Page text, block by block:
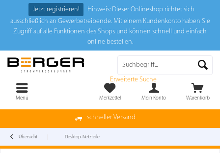
Jetzt registrieren!
Hinweis: Dieser Onlineshop richtet sich
ausschließlich an Gewerbetreibende. Mit einem Kundenkonto haben Sie
Zugriff auf alle Funktionen des Shops und können schnell und einfach
online bestellen.
schneller Versand
Erweiterte Suche
Warenkorb
Merkzettel Mein Konto
Menü
Übersicht Desktop-Netzteile